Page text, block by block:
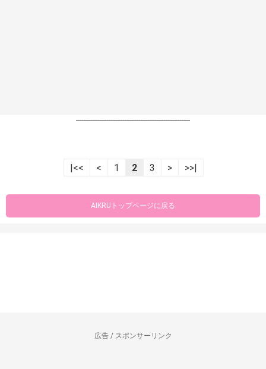
----------------------------------------------------------------
|<< < 1 2 3 > >>|
AIKRUトップページに戻る
広告 / スポンサーリンク